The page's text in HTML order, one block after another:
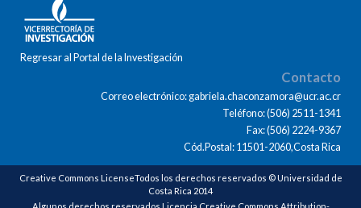
Regresar al Portal de la Investigación
Contacto
Correo electrónico: gabriela.chaconzamora@ucr.ac.cr
Teléfono: (506) 2511-1341
Fax: (506) 2224-9367
Cód.Postal: 11501-2060,Costa Rica
Creative Commons LicenseTodos los derechos reservados © Universidad de
Costa Rica 2014